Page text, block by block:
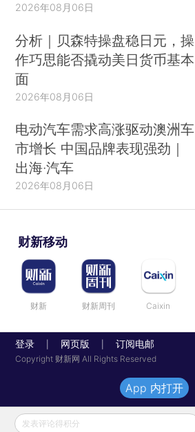
2026年08月06日
分析｜贝森特操盘稳日元，操
作巧思能否撬动美日货币基本
面
2026年08月06日
电动汽车需求高涨驱动澳洲车
市增长 中国品牌表现强劲｜
出海·汽车
2026年08月06日
财新移动
财新 财新周刊 Caixin
登录 网页版 订阅电邮
Copyright 财新网 All Rights Reserved
发表评论得积分
App 内打开